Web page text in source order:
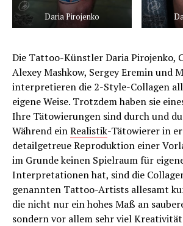
Daria Pirojenko
Die Tattoo-Künstler Daria Pirojenko,
Alexey Mashkow, Sergey Eremin und
interpretieren die 2-Style-Collagen
eigene Weise. Trotzdem haben sie
Ihre Tätowierungen sind durch und
Während einRealistik-Tätowierer in
detailgetreue Reproduktion einer
im Grunde keinen Spielraum für
Interpretationen hat, sind die
genannten Tattoo-Artists allesamt
die nicht nur ein hohes Maß an
sondern vor allem sehr viel